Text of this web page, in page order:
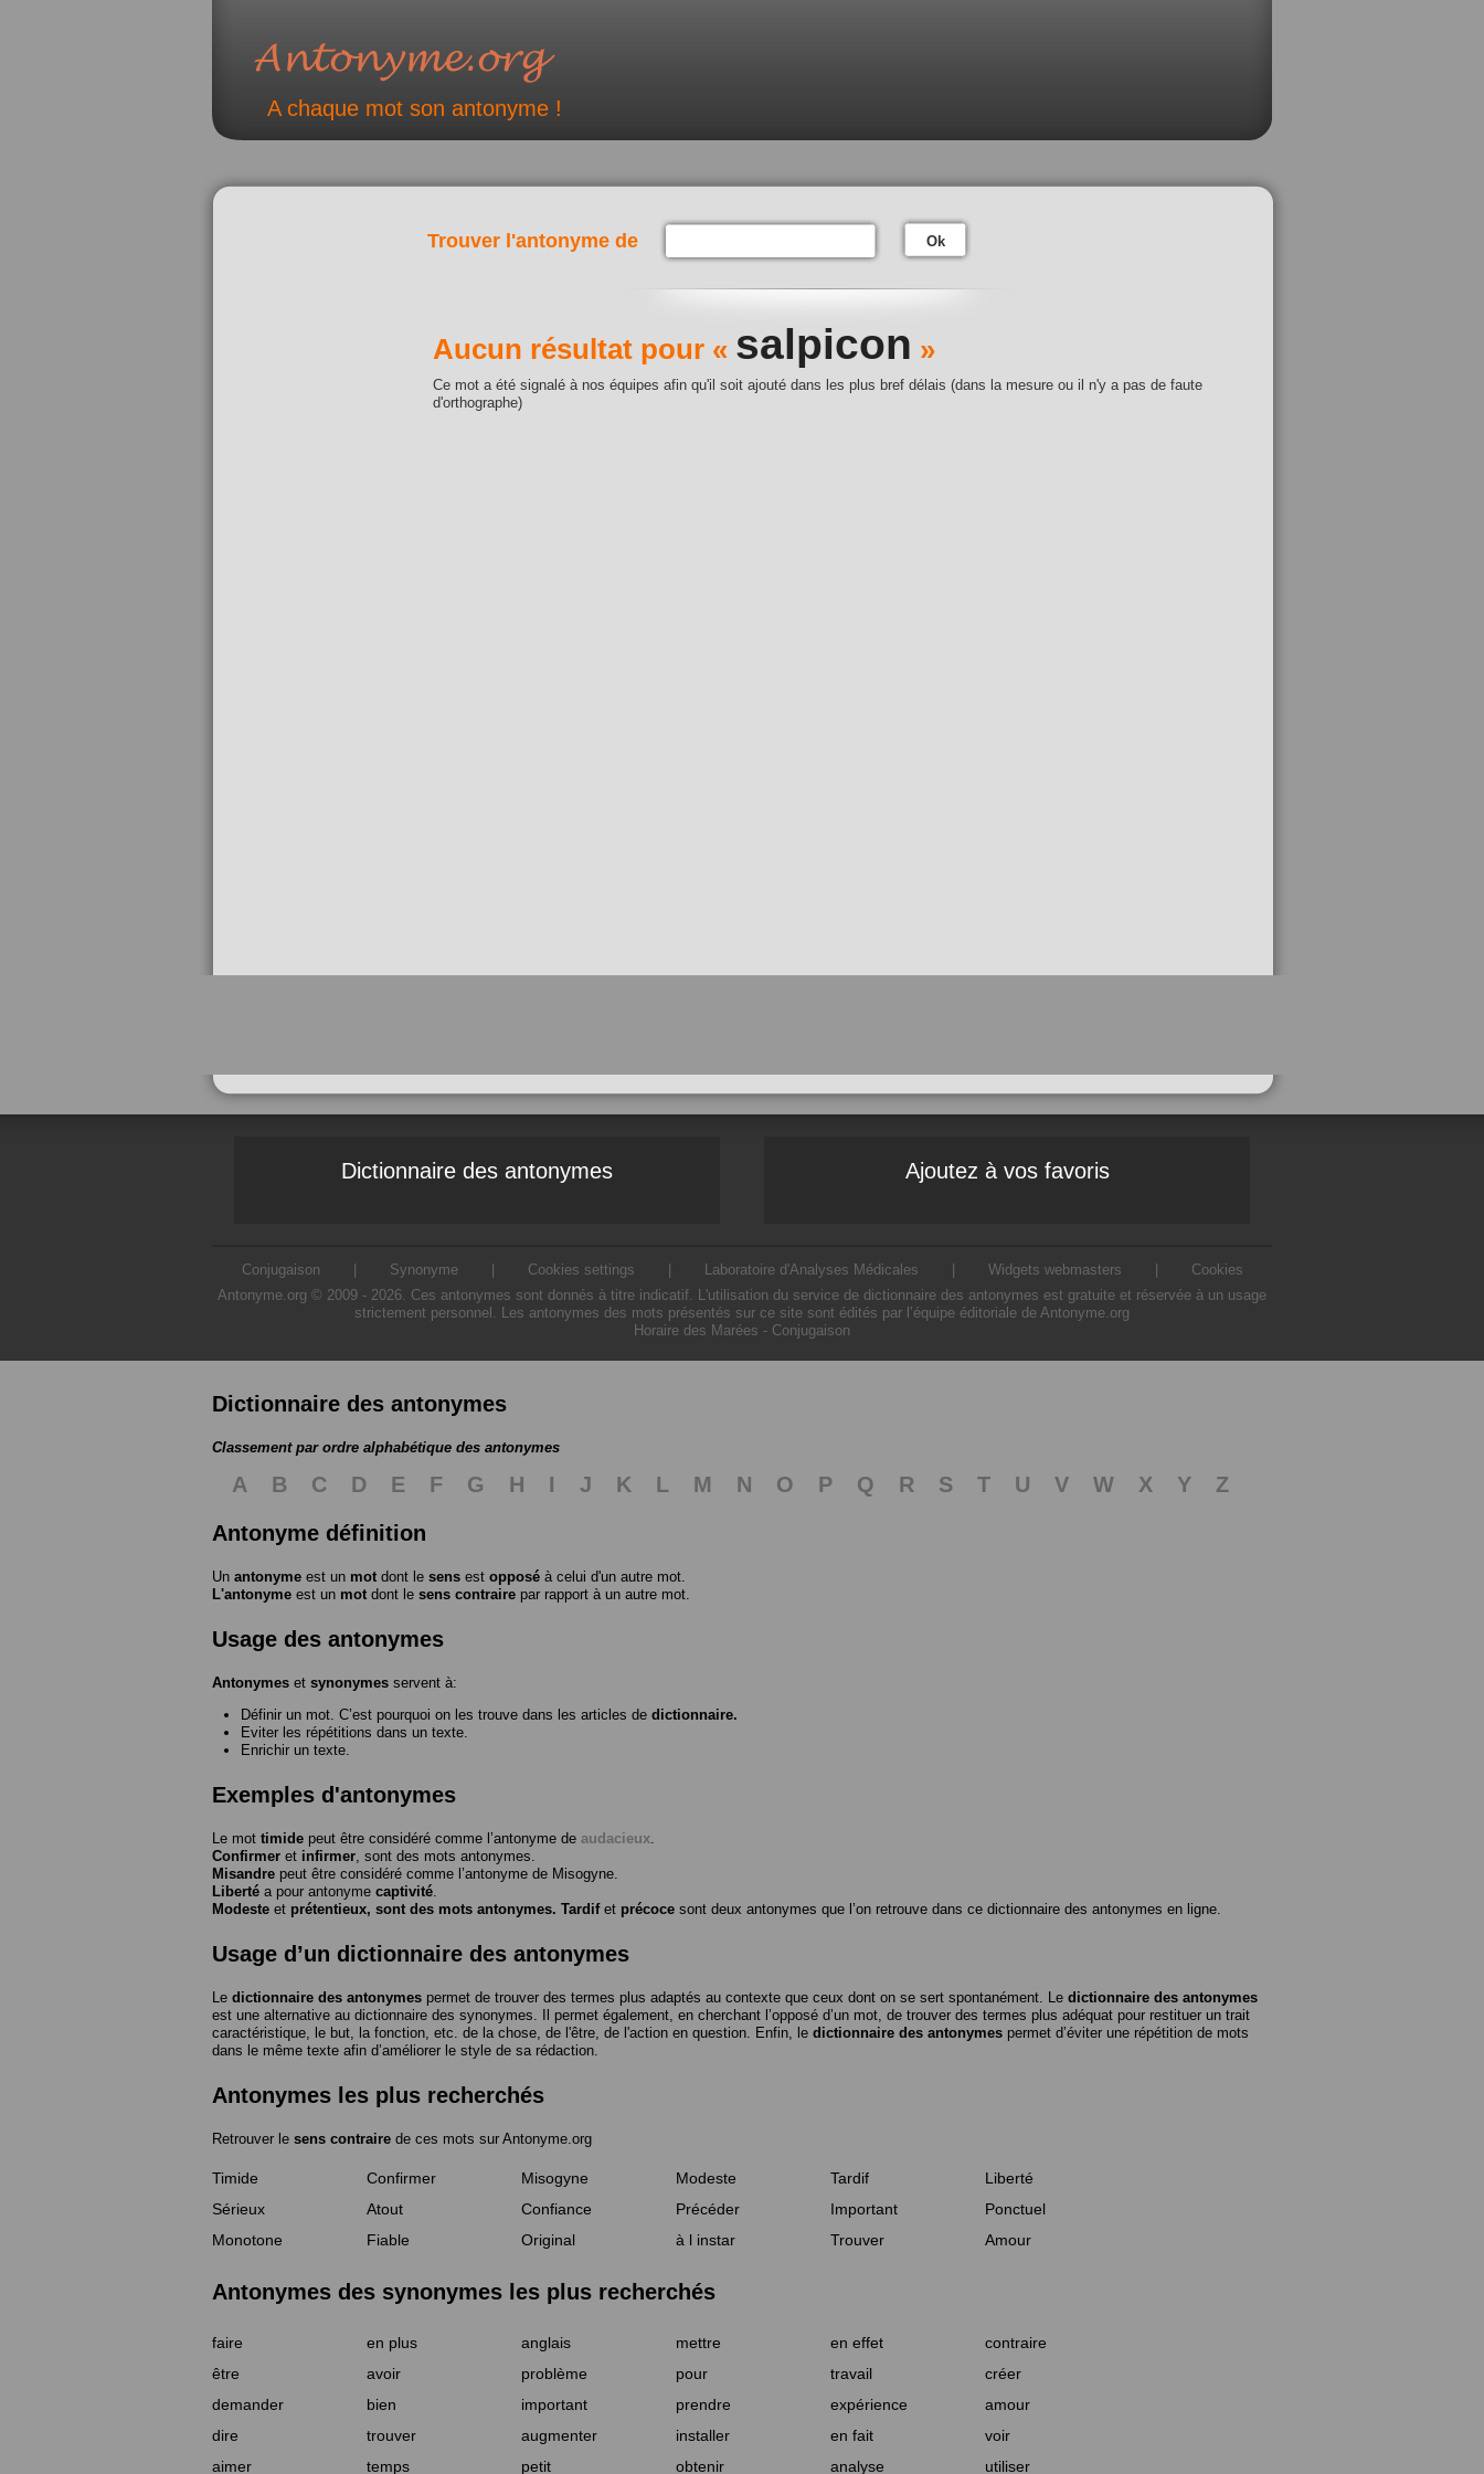
A chaque mot son antonyme !
Trouver l'antonyme de Ok
Aucun résultat pour « salpicon »
Ce mot a été signalé à nos équipes afin qu'il soit ajouté dans les plus bref délais (dans la mesure ou il n'y a pas de faute
d'orthographe)
Dictionnaire des antonymes Ajoutez à vos favoris
Conjugaison Synonyme Cookies settings Laboratoire d'Analyses Médicales Widgets webmasters
Cookies
Antonyme.org © 2009 - 2026. Ces antonymes sont donnés à titre indicatif. L'utilisation du service de dictionnaire des antonymes est gratuite et réservée à un usage
strictement personnel. Les antonymes des mots présentés sur ce site sont édités par l’équipe éditoriale de Antonyme.org
Horaire des Marées - Conjugaison
Dictionnaire des antonymes
Classement par ordre alphabétique des antonymes
A B C D E F G H I J K L M N O P Q R S T U V W X Y
Z
Antonyme définition
Un antonyme est un mot dont le sens est opposé à celui d'un autre mot.
L'antonyme est un mot dont le sens contraire par rapport à un autre mot.
Usage des antonymes
Antonymes et synonymes servent à:
Définir un mot. C’est pourquoi on les trouve dans les articles de dictionnaire.
Eviter les répétitions dans un texte.
Enrichir un texte.
Exemples d'antonymes
Le mot timide peut être considéré comme l’antonyme de audacieux
Confirmer et infirmer , sont des mots antonymes.
Misandre peut être considéré comme l’antonyme de Misogyne
Liberté a pour antonyme captivité
Modeste et prétentieux, sont des mots antonymes. Tardifet précoce sont deux antonymes que l’on retrouve dans ce dictionnaire des antonymes en ligne.
Usage d’un dictionnaire des antonymes
Le dictionnaire des antonymes permet de trouver des termes plus adaptés au contexte que ceux dont on se sert spontanément. Le dictionnaire des antonymes
est une alternative au dictionnaire des synonymes. Il permet également, en cherchant l’opposé d’un mot, de trouver des termes plus adéquat pour restituer un trait
caractéristique, le but, la fonction, etc. de la chose, de l'être, de l'action en question. Enfin, le dictionnaire des antonymes permet d’éviter une répétition de mots
dans le même texte afin d’améliorer le style de sa rédaction.
Antonymes les plus recherchés
Retrouver le sens contraire de ces mots sur Antonyme.org
Timide Confirmer Misogyne Modeste Tardif
Liberté
Sérieux
Atout Confiance Précéder Important
Ponctuel
Monotone
Fiable Original à l instar Trouver Amour
Antonymes des synonymes les plus recherchés
faire en plus anglais mettre en effet
contraire
être
avoir problème pour travail
créer
demander
bien important prendre expérience
amour
dire
trouver augmenter installer en fait
voir
aimer
temps petit obtenir analyse utiliser